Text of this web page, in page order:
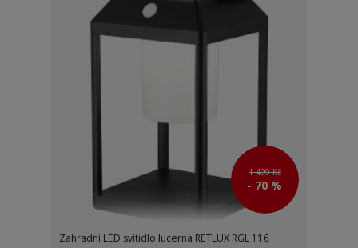
1 499 Kč
- 70 %
Zahradní LED svítidlo lucerna RETLUX RGL 116